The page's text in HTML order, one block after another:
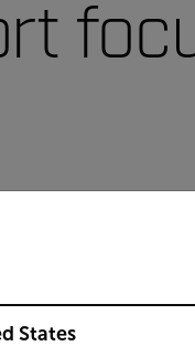
country and
States